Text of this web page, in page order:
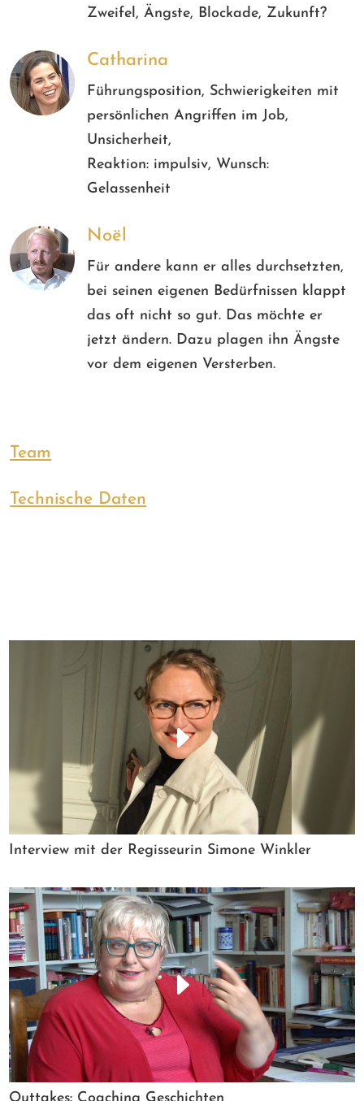
Zweifel, Ängste, Blockade, Zukunft?
Catharina
Führungsposition, Schwierigkeiten mit
persönlichen Angriffen im Job,
Unsicherheit,
Reaktion: impulsiv, Wunsch:
Gelassenheit
Noël
Für andere kann er alles durchsetzten,
bei seinen eigenen Bedürfnissen klappt
das oft nicht so gut. Das möchte er
jetzt ändern. Dazu plagen ihn Ängste
vor dem eigenen Versterben.
Team
Technische Daten
Interview mit der Regisseurin Simone Winkler